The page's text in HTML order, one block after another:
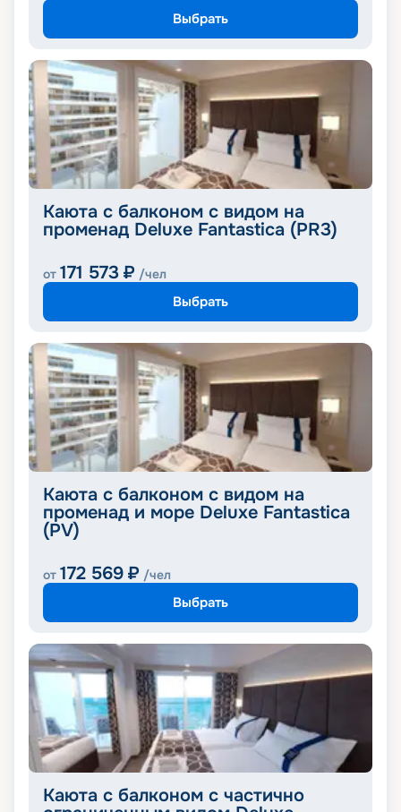
Выбрать
Каюта с балконом с видом на
променад Deluxe Fantastica (PR3)
от 171 573 ₽ /чел
Выбрать
Каюта с балконом с видом на
променад и море Deluxe Fantastica
(PV)
от 172 569 ₽ /чел
Выбрать
Каюта с балконом с частично